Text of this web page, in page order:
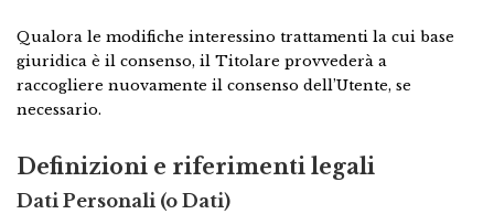
Qualora le modifiche interessino trattamenti la cui base
giuridica è il consenso, il Titolare provvederà a
raccogliere nuovamente il consenso dell’Utente, se
necessario.
Definizioni e riferimenti legali
Dati Personali (o Dati)